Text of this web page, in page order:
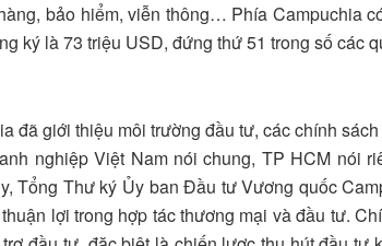
bảo hiểm, viễn thông… Phía Campuchia
ký là 73 triệu USD, đứng thứ 51 trong số các
đã giới thiệu môi trường đầu tư, các chính
nghiệp Việt Nam nói chung, TP HCM nói
Tổng Thư ký Ủy ban Đầu tư Vương quốc
lợi trong hợp tác thương mại và đầu tư.